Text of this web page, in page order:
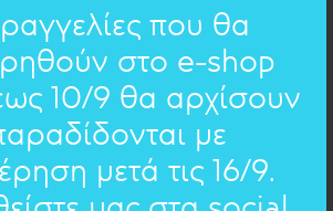
πολύχρωμες γυάλινες χάντρες,
που θα
στο e-shop
10/9 θα αρχίσουν
με
μετά τις 16/9.